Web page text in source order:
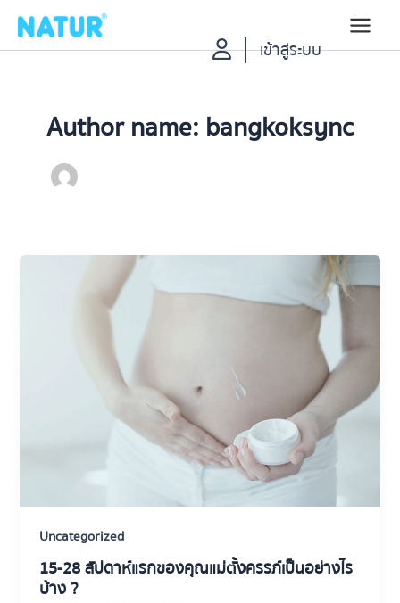
content
Main
Author name: bangkoksync
Uncategorized
15-28 สัปดาห์แรกของคุณแม่ตั้งครรภ์เป็นอย่างไร
บ้าง ?
เข้าสู่ระบบ